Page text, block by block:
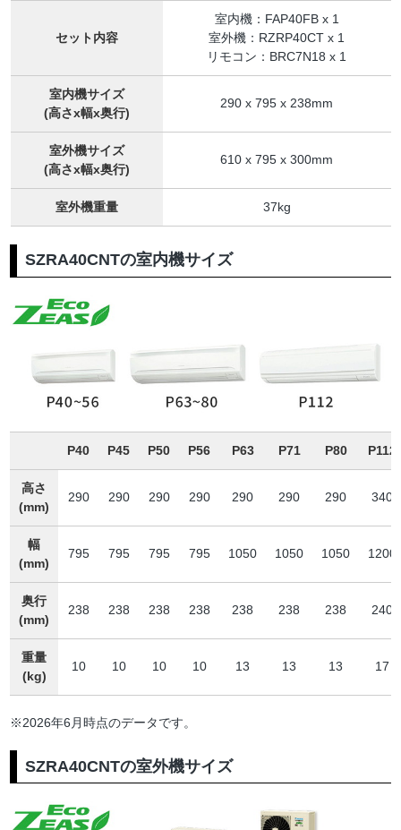
セット内容
室内機：FAP40FB x 1
室外機：RZRP40CT x 1
リモコン：BRC7N18 x 1
室内機サイズ
(高さx幅x奥行)
290 x 795 x 238mm
室外機サイズ
(高さx幅x奥行)
610 x 795 x 300mm
室外機重量 37kg
SZRA40CNTの室内機サイズ
P40 P45 P50 P56 P63 P71 P80 P112
高さ
(mm)
290 290 290 290 290 290 290 340
幅
(mm)
795 795 795 795 1050 1050 1050 1200
奥行
(mm)
238 238 238 238 238 238 238 240
重量
(kg)
10 10 10 10 13 13 13 17
※2026年6月時点のデータです。
SZRA40CNTの室外機サイズ